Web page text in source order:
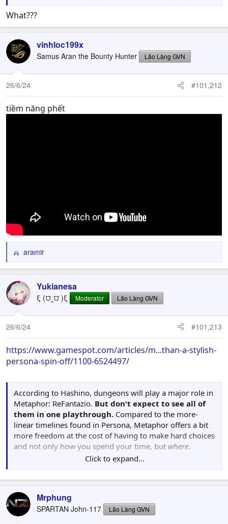
What???
vinhloc199x
Samus Aran the Bounty Hunter Lão Làng GVN
26/6/24 #101,212
tiềm năng phết
R
e
c
t
i
o
n
s
aramir
Yukianesa
ξ (⩌‸⩌ )ξ Moderator Lão Làng GVN
26/6/24 #101,213
https://www.gamespot.com/articles/m...than-a-stylish-
persona-spin-off/1100-6524497/
According to Hashino, dungeons will play a major role in
Metaphor: ReFantazio. But don't expect to see all of
them in one playthrough. Compared to the more-
linear timelines found in Persona, Metaphor offers a bit
more freedom at the cost of having to make hard choices
and not only how you spend your time, but where.
"Imagine if you go on vacation," Hashino explained. "You
go to a city and you have 10 places listed on your travel
whereas others might take half a day. Some might
require a guide or more preparations, others might be a
bit more safe. But you can't do it all.
Click to expand...
Mrphung
SPARTAN John-117 Lão Làng GVN